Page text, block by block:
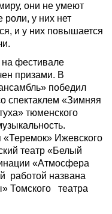
они не умеют
роли, у них нет
и у них повышается
фестивале
призами. В
победил
спектаклем «Зимняя
тюменского
Ижевского
театр «Белый
«Атмосфера
работой названа
Томского театра